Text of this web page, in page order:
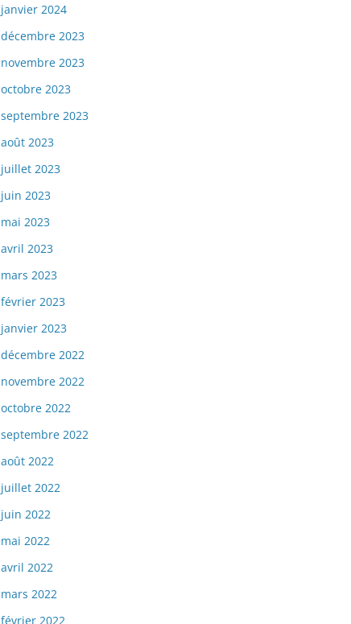
janvier 2024
décembre 2023
novembre 2023
octobre 2023
septembre 2023
août 2023
juillet 2023
juin 2023
mai 2023
avril 2023
mars 2023
février 2023
janvier 2023
décembre 2022
novembre 2022
octobre 2022
septembre 2022
août 2022
juillet 2022
juin 2022
mai 2022
avril 2022
mars 2022
février 2022